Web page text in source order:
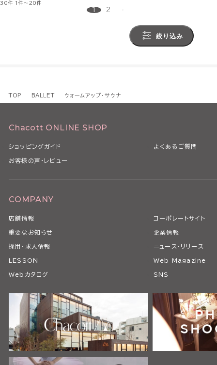
30件 1件～20件
1 2
絞り込み
TOP BALLET ウォームアップ・サウナ
Chacott ONLINE SHOP
ショッピングガイド よくあるご質問
お客様の声・レビュー
COMPANY
店舗情報 コーポレートサイト
重要なお知らせ 企業情報
採用・求人情報 ニュース・リリース
LESSON Web Magazine
Webカタログ SNS